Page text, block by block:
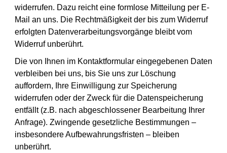
widerrufen. Dazu reicht eine formlose Mitteilung per E-
Mail an uns. Die Rechtmäßigkeit der bis zum Widerruf
erfolgten Datenverarbeitungsvorgänge bleibt vom
Widerruf unberührt.
Die von Ihnen im Kontaktformular eingegebenen Daten
verbleiben bei uns, bis Sie uns zur Löschung
auffordern, Ihre Einwilligung zur Speicherung
widerrufen oder der Zweck für die Datenspeicherung
entfällt (z.B. nach abgeschlossener Bearbeitung Ihrer
Anfrage). Zwingende gesetzliche Bestimmungen –
insbesondere Aufbewahrungsfristen – bleiben
unberührt.